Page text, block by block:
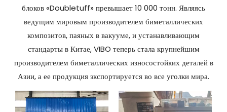
блоков «Doubletuff» превышает 10 000 тонн. Являясь
ведущим мировым производителем биметаллических
композитов, паяных в вакууме, и устанавливающим
стандарты в Китае, VIBO теперь стала крупнейшим
производителем биметаллических износостойких деталей в
Азии, а ее продукция экспортируется во все уголки мира.